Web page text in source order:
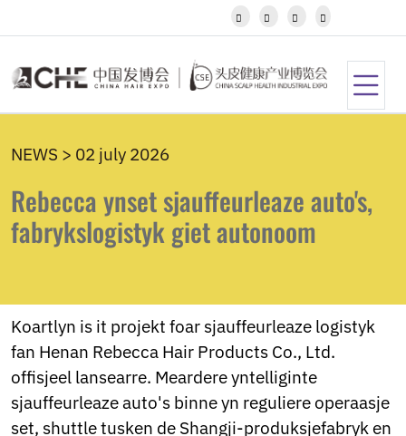
Kannada
Khmer
Kyrgyz
Latvian
Luxembou..
Macedonian
Malagasy
Maori
Marathi
Mongolian
Burmese
Nepali
Norwegian
   
NEWS > 02 july 2026
Rebecca ynset sjauffeurleaze auto's,
fabrykslogistyk giet autonoom
Koartlyn is it projekt foar sjauffeurleaze logistyk
fan Henan Rebecca Hair Products Co., Ltd.
offisjeel lansearre. Meardere yntelliginte
sjauffeurleaze auto's binne yn reguliere operaasje
set, shuttle tusken de Shangji-produksjefabryk en